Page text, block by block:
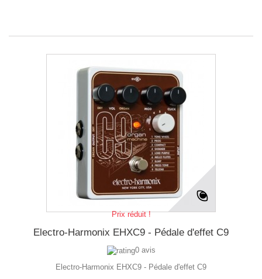
Prix réduit !
Electro-Harmonix EHXC9 - Pédale d'effet C9
0 avis
Electro-Harmonix EHXC9 - Pédale d'effet C9